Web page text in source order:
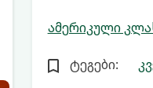
ამერიკული
ტეგები: